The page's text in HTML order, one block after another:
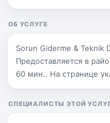
ОБ УСЛУГЕ
Sorun Giderme & Teknik
Предоставляется в
60 мин.. На странице
СПЕЦИАЛИСТЫ ЭТОЙ